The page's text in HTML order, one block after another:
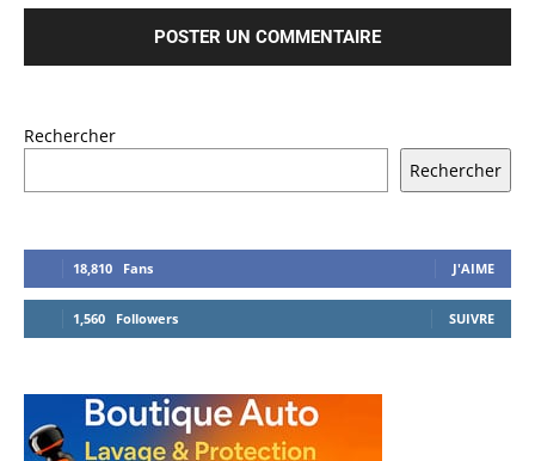
Rechercher
Rechercher
18,810 Fans J'AIME
1,560 Followers SUIVRE